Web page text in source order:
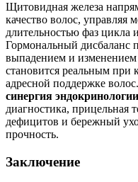
Щитовидная железа
качество волос, управляя
длительностью фаз цикла
Гормональный дисбаланс
выпадением и изменением
становится реальным при
адресной поддержке волос.
синергия
диагностика, прицельная
дефицитов и бережный
прочность.
Заключение